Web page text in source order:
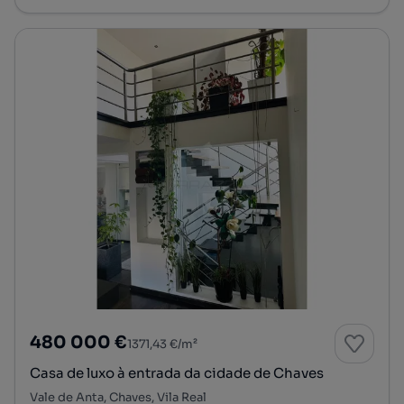
480 000 €1371,43 €/m²
Casa de luxo à entrada da cidade de Chaves
Vale de Anta, Chaves, Vila Real